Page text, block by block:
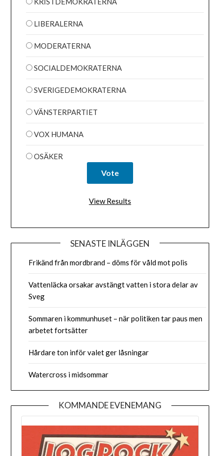
LIBERALERNA
MODERATERNA
SOCIALDEMOKRATERNA
SVERIGEDEMOKRATERNA
VÄNSTERPARTIET
VOX HUMANA
OSÄKER
View Results
SENASTE INLÄGGEN
Frikänd från mordbrand – döms för våld mot polis
Vattenläcka orsakar avstängt vatten i stora delar av
Sveg
Sommaren i kommunhuset – när politiken tar paus men
arbetet fortsätter
Hårdare ton inför valet ger låsningar
Watercross i midsommar
KOMMANDE EVENEMANG